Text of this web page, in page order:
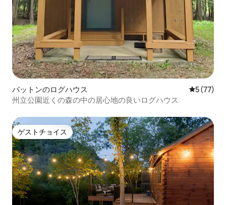
パットンのログハウス レビュー
5 (77)
州立公園近くの森の中の居心地の良いログハウス
ゲストチョイス
ゲストチョイス